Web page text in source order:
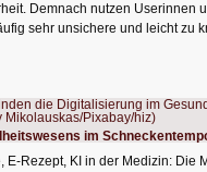
Demnach nutzen Userinnen
sehr unsichere und leicht zu
im
E-Rezept, KI in der Medizin: Die